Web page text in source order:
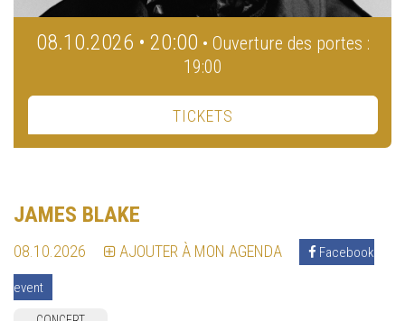
08.10.2026 • 20:00 • Ouverture des portes :
19:00
TICKETS
JAMES BLAKE
08.10.2026 AJOUTER À MON AGENDA Facebook
event